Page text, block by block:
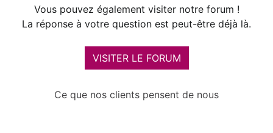
Vous pouvez également visiter notre forum !
La réponse à votre question est peut-être déjà là.
VISITER LE FORUM
Ce que nos clients pensent de nous